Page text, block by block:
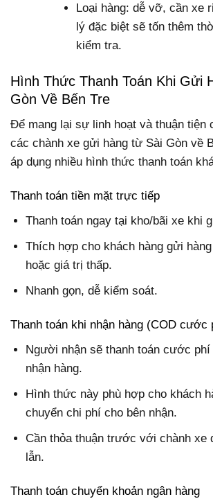
Loại hàng: dễ vỡ, cần xe
lý đặc biệt sẽ tốn thêm
kiểm tra.
Hình Thức Thanh Toán Khi Gửi
Gòn Về Bến Tre
Để mang lại sự linh hoạt và thuận tiện
các chành xe gửi hàng từ Sài Gòn về
áp dụng nhiều hình thức thanh toán
Thanh toán tiền mặt trực tiếp
Thanh toán ngay tại kho/bãi xe khi
Thích hợp cho khách hàng gửi
hoặc giá trị thấp.
Nhanh gọn, dễ kiểm soát.
Thanh toán khi nhận hàng (COD cước
Người nhận sẽ thanh toán cước phí
nhận hàng.
Hình thức này phù hợp cho khách
chuyển chi phí cho bên nhận.
Cần thỏa thuận trước với chành xe
lẫn.
Thanh toán chuyển khoản ngân hàng